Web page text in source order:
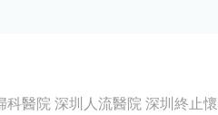
科醫院深圳人流醫院深圳終止懷